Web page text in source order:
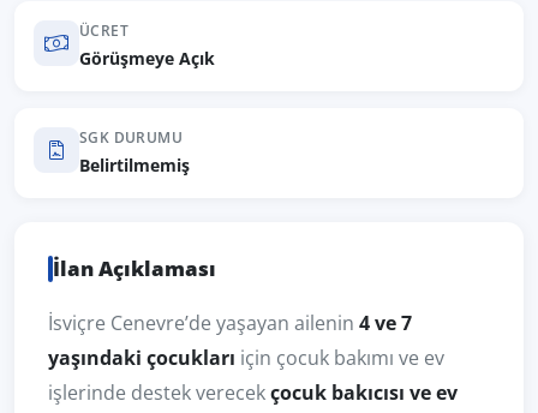
ÜCRET
Görüşmeye Açık
SGK DURUMU
Belirtilmemiş
İlan Açıklaması
İsviçre Cenevre’de yaşayan ailenin 4 ve 7
yaşındaki çocukları için çocuk bakımı ve ev
işlerinde destek verecekçocuk bakıcısı ve ev